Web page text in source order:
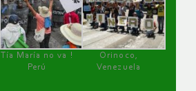
Tía María no va !
Perú
Orinoco,
Venezuela